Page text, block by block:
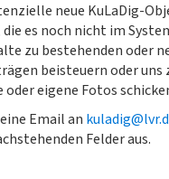
neue KuLaDig-
es noch nicht im
zu bestehenden oder
beisteuern oder uns
eigene Fotos
Email an
Felder aus.